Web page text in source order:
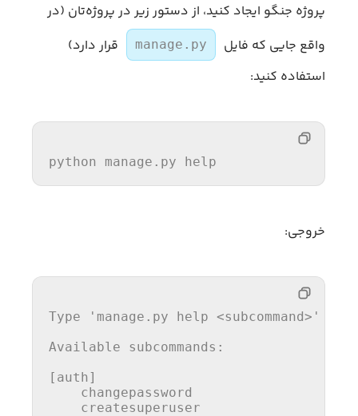
پروژه جنگو ایجاد کنید، از دستور زیر در پروژه‌تان (در
واقع جایی که فایل
manage.py
قرار دارد)
استفاده کنید:
python manage.py help
خروجی:
Type 'manage.py help <subcommand>'
Available subcommands:
[auth]
    changepassword
    createsuperuser